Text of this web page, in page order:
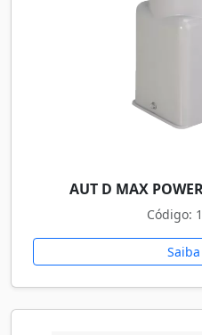
AUT D MAX
Código: